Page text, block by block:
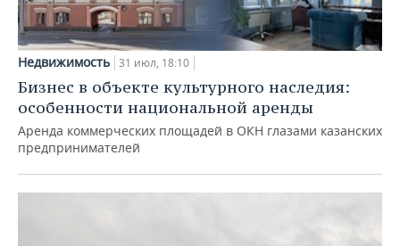
Недвижимость 31 июл, 18:10
Бизнес в объекте культурного наследия:
особенности национальной аренды
Аренда коммерческих площадей в ОКН глазами казанских
предпринимателей